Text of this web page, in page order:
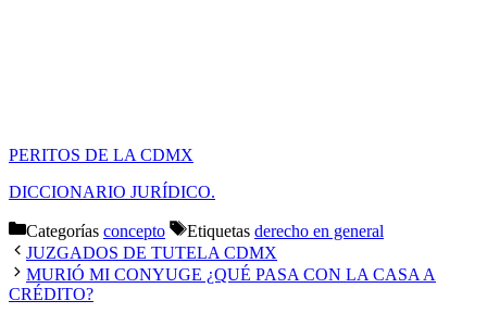
PERITOS DE LA CDMX
DICCIONARIO JURÍDICO.
Categorías concepto Etiquetas derecho en general
JUZGADOS DE TUTELA CDMX
MURIÓ MI CONYUGE ¿QUÉ PASA CON LA CASA A
CRÉDITO?